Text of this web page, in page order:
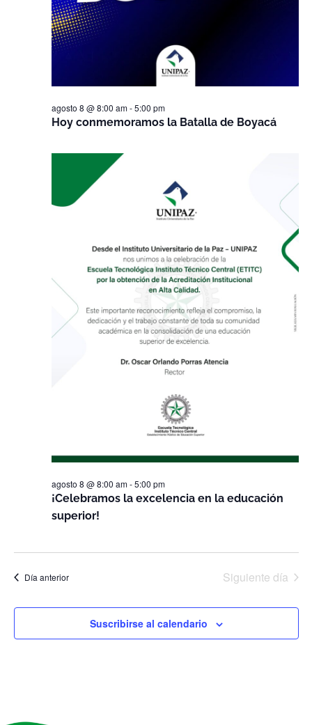
Hoy conmemoramos la Batalla de Boyacá
agosto 8 @ 8:00 am-5:00 pm
¡Celebramos la excelencia en la educación
superior!
agosto 8 @ 8:00 am-5:00 pm
Día anterior Siguiente día
Suscribirse al calendario